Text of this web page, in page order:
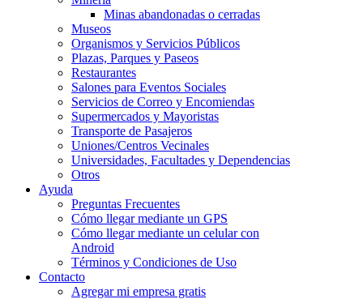
Minas abandonadas o cerradas
Museos
Organismos y Servicios Públicos
Plazas, Parques y Paseos
Restaurantes
Salones para Eventos Sociales
Servicios de Correo y Encomiendas
Supermercados y Mayoristas
Transporte de Pasajeros
Uniones/Centros Vecinales
Universidades, Facultades y Dependencias
Otros
Ayuda
Preguntas Frecuentes
Cómo llegar mediante un GPS
Cómo llegar mediante un celular con
Android
Términos y Condiciones de Uso
Contacto
Agregar mi empresa gratis